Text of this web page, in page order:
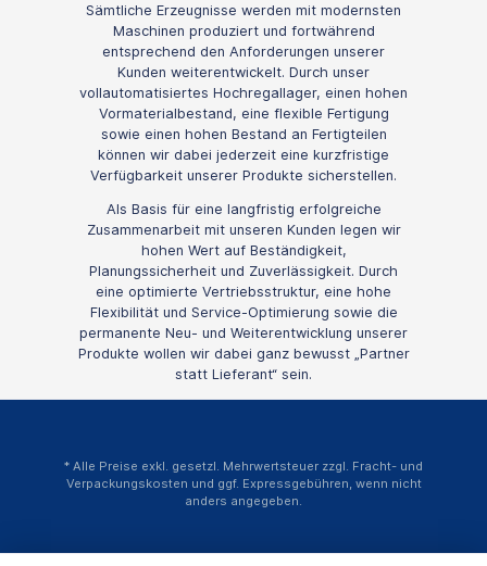
Sämtliche Erzeugnisse werden mit modernsten
Maschinen produziert und fortwährend
entsprechend den Anforderungen unserer
Kunden weiterentwickelt. Durch unser
vollautomatisiertes Hochregallager, einen hohen
Vormaterialbestand, eine flexible Fertigung
sowie einen hohen Bestand an Fertigteilen
können wir dabei jederzeit eine kurzfristige
Verfügbarkeit unserer Produkte sicherstellen.
Als Basis für eine langfristig erfolgreiche
Zusammenarbeit mit unseren Kunden legen wir
hohen Wert auf Beständigkeit,
Planungssicherheit und Zuverlässigkeit. Durch
eine optimierte Vertriebsstruktur, eine hohe
Flexibilität und Service-Optimierung sowie die
permanente Neu- und Weiterentwicklung unserer
Produkte wollen wir dabei ganz bewusst „Partner
statt Lieferant“ sein.
* Alle Preise exkl. gesetzl. Mehrwertsteuer zzgl. Fracht- und
Verpackungskosten und ggf. Expressgebühren, wenn nicht
anders angegeben.